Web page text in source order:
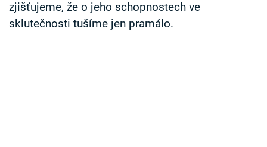
zjišťujeme, že o jeho schopnostech ve
sklutečnosti tušíme jen pramálo.